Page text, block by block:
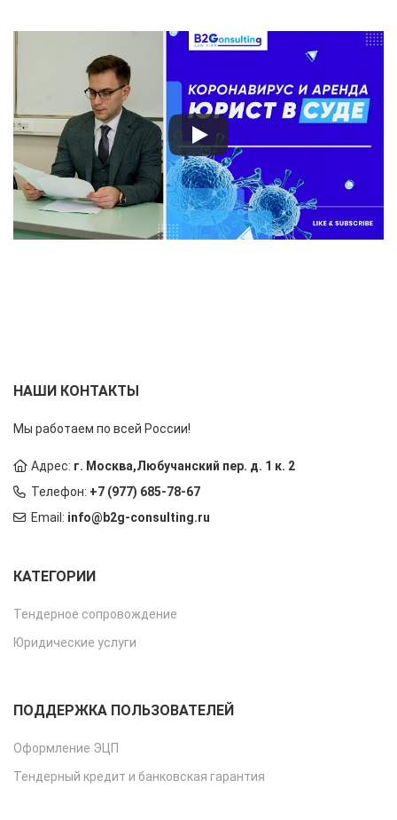
НАШИ КОНТАКТЫ
Мы работаем по всей России!
Адрес: г. Москва,Любучанский пер. д. 1 к. 2
Телефон: +7 (977) 685-78-67
Email: info@b2g-consulting.ru
КАТЕГОРИИ
Тендерное сопровождение
Юридические услуги
ПОДДЕРЖКА ПОЛЬЗОВАТЕЛЕЙ
Оформление ЭЦП
Тендерный кредит и банковская гарантия